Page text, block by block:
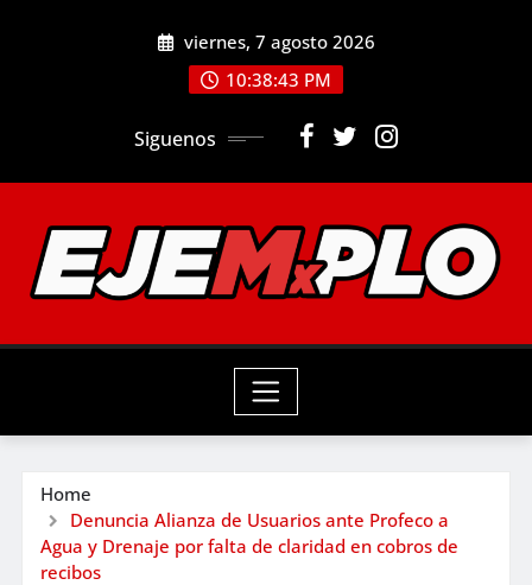
viernes, 7 agosto 2026
10:38:45 PM
Siguenos
Home
Denuncia Alianza de Usuarios ante Profeco a
Agua y Drenaje por falta de claridad en cobros de
recibos